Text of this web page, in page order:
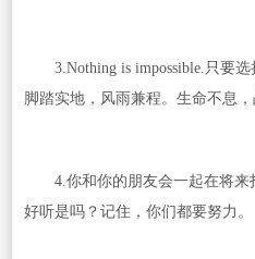
3.Nothing is impossible.只要选
脚踏实地，风雨兼程。生命不息，
4.你和你的朋友会一起在将来
好听是吗？记住，你们都要努力。